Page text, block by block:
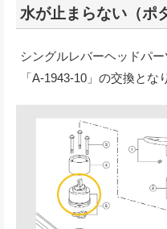
水が止まらない（ポ
シングルレバーヘッドパ
「A-1943-10」の交換とな